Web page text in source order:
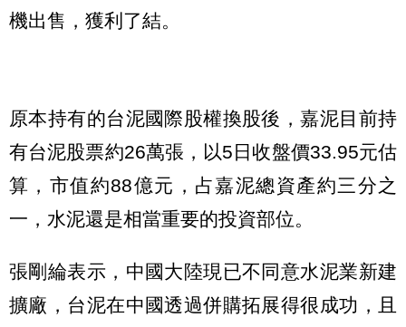
機出售，獲利了結。
原本持有的台泥國際股權換股後，嘉泥目前持
有台泥股票約26萬張，以5日收盤價33.95元估
算，市值約88億元，占嘉泥總資產約三分之
一，水泥還是相當重要的投資部位。
張剛綸表示，中國大陸現已不同意水泥業新建
擴廠，台泥在中國透過併購拓展得很成功，且